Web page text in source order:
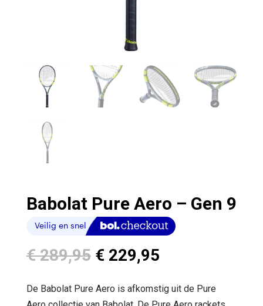
Babolat Pure Aero – Gen 9
€289,95 Oorspronkelijke
was:
€229,95Huidige
is:
De Babolat Pure Aero is afkomstig uit de Pure